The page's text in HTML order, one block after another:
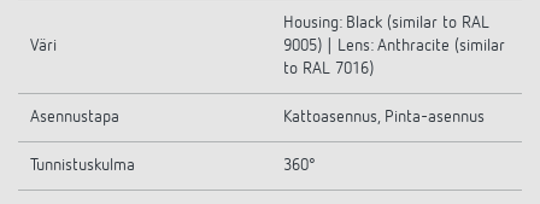
Väri
Housing: Black (similar to RAL
9005) | Lens: Anthracite (similar
to RAL 7016)
Asennustapa Kattoasennus, Pinta-asennus
Tunnistuskulma 360°